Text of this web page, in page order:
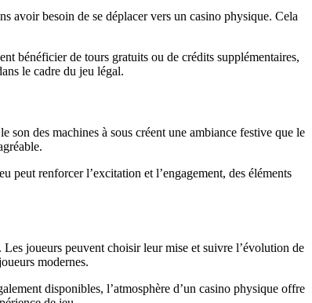
avoir besoin de se déplacer vers un casino physique. Cela
bénéficier de tours gratuits ou de crédits supplémentaires,
le cadre du jeu légal.
des machines à sous créent une ambiance festive que le
peut renforcer l’excitation et l’engagement, des éléments
joueurs peuvent choisir leur mise et suivre l’évolution de
modernes.
disponibles, l’atmosphère d’un casino physique offre